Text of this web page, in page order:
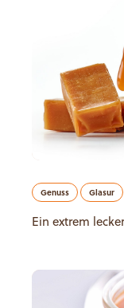
Genuss Glasur
Ein extrem